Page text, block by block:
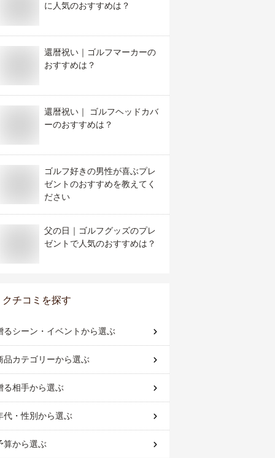
に人気のおすすめは？
還暦祝い｜ゴルフマーカーの
おすすめは？
還暦祝い｜ ゴルフヘッドカバ
ーのおすすめは？
ゴルフ好きの男性が喜ぶプレ
ゼントのおすすめを教えてく
ださい
父の日｜ゴルフグッズのプレ
ゼントで人気のおすすめは？
クチコミを探す
るシーン・イベントから選ぶ
品カテゴリーから選ぶ
る相手から選ぶ
代・性別から選ぶ
算から選ぶ